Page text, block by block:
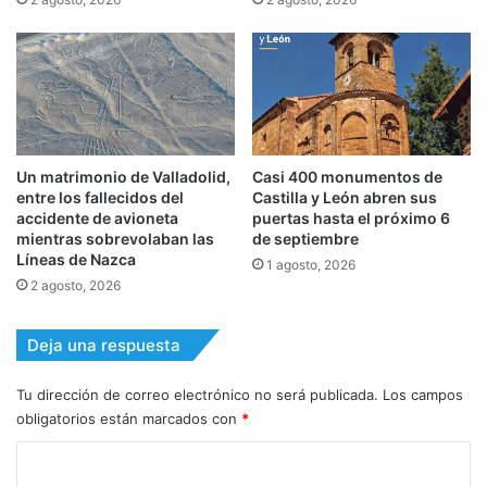
Un matrimonio de Valladolid,
entre los fallecidos del
accidente de avioneta
mientras sobrevolaban las
Líneas de Nazca
2 agosto, 2026
Casi 400 monumentos de
Castilla y León abren sus
puertas hasta el próximo 6
de septiembre
1 agosto, 2026
Deja una respuesta
Tu dirección de correo electrónico no será publicada. Los campos
obligatorios están marcados con *